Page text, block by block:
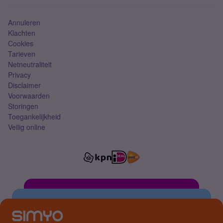
Annuleren
Klachten
Cookies
Tarieven
Netneutraliteit
Privacy
Disclaimer
Voorwaarden
Storingen
Toegankelijkheid
Veilig online